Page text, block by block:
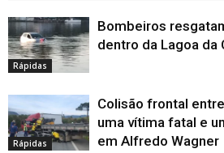
Rápidas
Bombeiros
dentro da Lagoa da
Rápidas
Colisão frontal
uma vítima fatal e
em Alfredo Wagner